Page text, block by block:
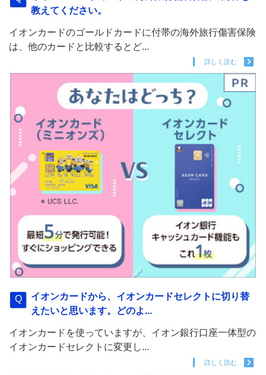
教えてください。
イオンカードのゴールドカードに付帯の海外旅行傷害保険
は、他のカードと比較するとど...
詳しく読む
イオンカードから、イオンカードセレクトに切り替
えたいと思います。どのよ...
イオンカードを使っていますが、イオン銀行口座一体型の
イオンカードセレクトに変更し...
詳しく読む